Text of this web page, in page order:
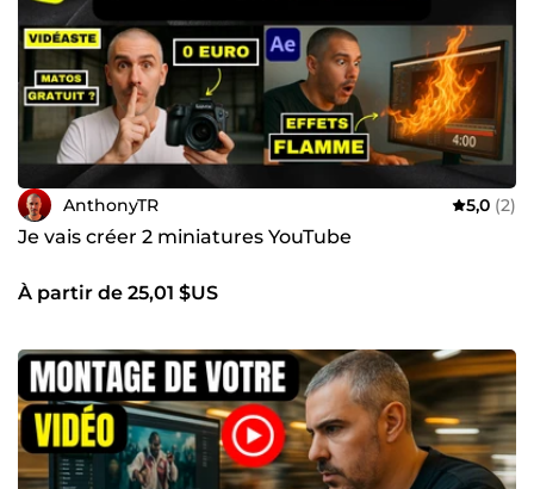
AnthonyTR 5,0 (2)
Je vais créer 2 miniatures YouTube
À partir de 25,01 $US